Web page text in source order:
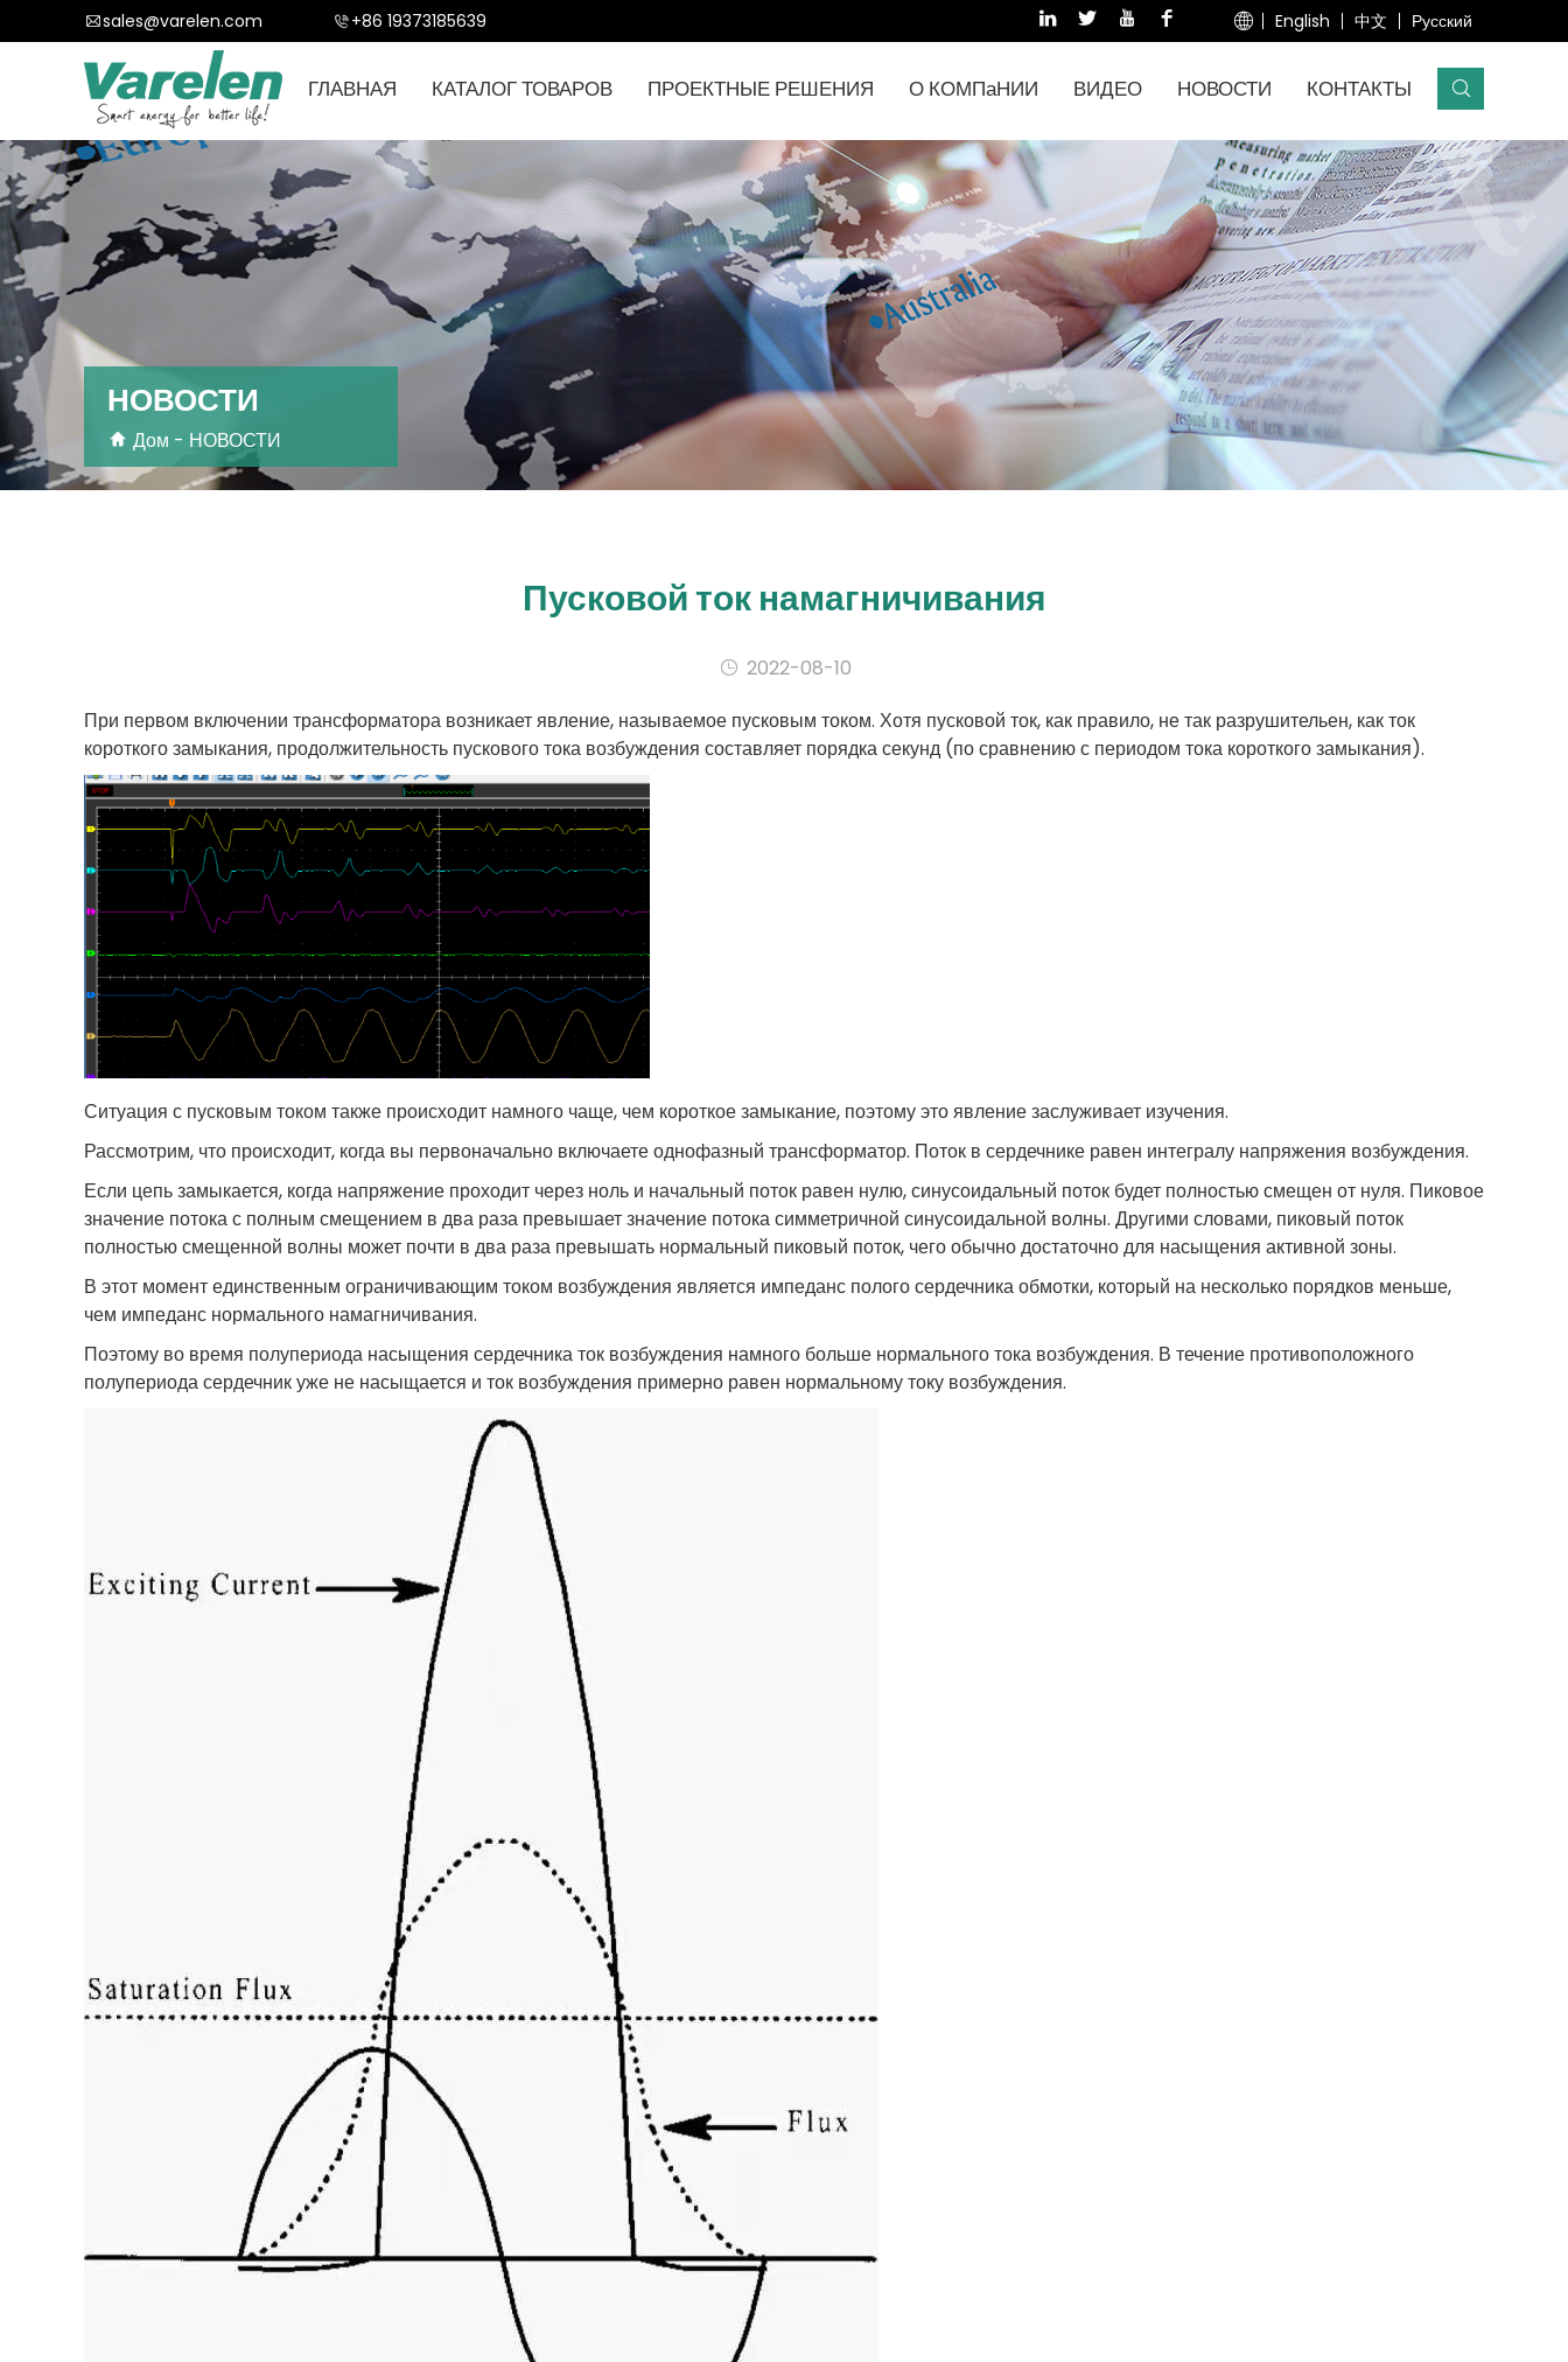
sales@varelen.com +86 19373185639 English 中文 Русский
ГЛАВНАЯ КАТАЛОГ ТОВАРОВ ПРОЕКТНЫЕ РЕШЕНИЯ О КОМПаНИИ ВИДЕО НОВОСТИ КОНТАКТЫ
НОВОСТИ
Дом - НОВОСТИ
Пусковой ток намагничивания
2022-08-10
При первом включении трансформатора возникает явление, называемое пусковым током. Хотя пусковой ток, как правило, не так разрушительен, как ток
короткого замыкания, продолжительность пускового тока возбуждения составляет порядка секунд (по сравнению с периодом тока короткого замыкания).
Ситуация с пусковым током также происходит намного чаще, чем короткое замыкание, поэтому это явление заслуживает изучения.
Рассмотрим, что происходит, когда вы первоначально включаете однофазный трансформатор. Поток в сердечнике равен интегралу напряжения возбуждения.
Если цепь замыкается, когда напряжение проходит через ноль и начальный поток равен нулю, синусоидальный поток будет полностью смещен от нуля. Пиковое
значение потока с полным смещением в два раза превышает значение потока симметричной синусоидальной волны. Другими словами, пиковый поток
полностью смещенной волны может почти в два раза превышать нормальный пиковый поток, чего обычно достаточно для насыщения активной зоны.
В этот момент единственным ограничивающим током возбуждения является импеданс полого сердечника обмотки, который на несколько порядков меньше,
чем импеданс нормального намагничивания.
Поэтому во время полупериода насыщения сердечника ток возбуждения намного больше нормального тока возбуждения. В течение противоположного
полупериода сердечник уже не насыщается и ток возбуждения примерно равен нормальному току возбуждения.